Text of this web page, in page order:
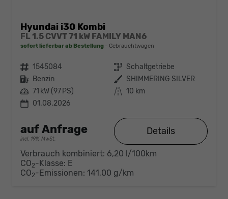
Hyundai i30 Kombi
FL 1.5 CVVT 71 kW FAMILY MAN6
sofort lieferbar ab Bestellung Gebrauchtwagen
Fahrzeugnr. 1545084 Getriebe Schaltgetriebe
Kraftstoff Benzin Außenfarbe SHIMMERING SILVER
Leistung 71 kW (97 PS) Kilometerstand 10 km
01.08.2026
auf Anfrage
incl. 19% MwSt.
Details
Verbrauch kombiniert: 6,20 l/100km
CO2-Klasse: E
CO2-Emissionen: 141,00 g/km